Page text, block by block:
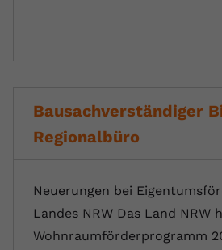
Bausachverständiger
Regionalbüro
Neuerungen bei
Landes NRW Das Land NRW
Wohnraumförderprogramm